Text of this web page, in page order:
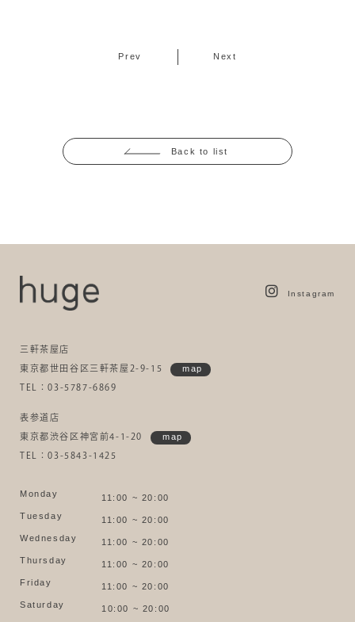
Prev Next
Back to list
Instagram
三軒茶屋店
東京都世田谷区三軒茶屋2-9-15 map
TEL：03-5787-6869
表参道店
東京都渋谷区神宮前4-1-20 map
TEL：03-5843-1425
Monday
11:00 ~ 20:00
Tuesday
11:00 ~ 20:00
Wednesday
11:00 ~ 20:00
Thursday
11:00 ~ 20:00
Friday
11:00 ~ 20:00
Saturday
10:00 ~ 20:00